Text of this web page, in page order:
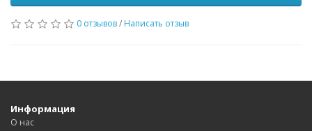
0 отзывов/ Написать отзыв
Информация
О нас